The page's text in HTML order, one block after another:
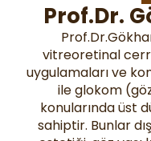
Prof.Dr.
vitreoretinal
uygulamaları ve
ile glokom
konularında üst
sahiptir. Bunlar